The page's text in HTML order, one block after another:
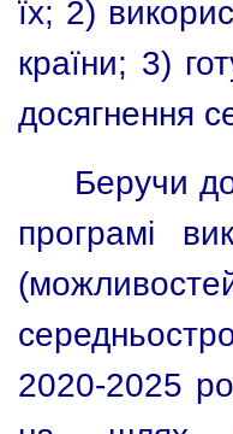
їх; 2)
країни; 3)
досягнення
Беручи
програмі
2020-2025